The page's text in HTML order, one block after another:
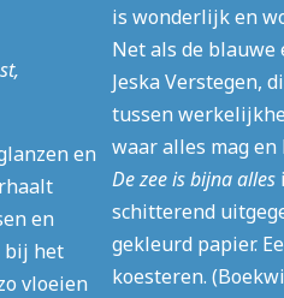
en
en
bij het
vloeien
is wonderlijk en
Net als de blauwe
Jeska Verstegen,
tussen
waar alles mag en
De zee is bijna alles
schitterend
gekleurd papier.
koesteren.